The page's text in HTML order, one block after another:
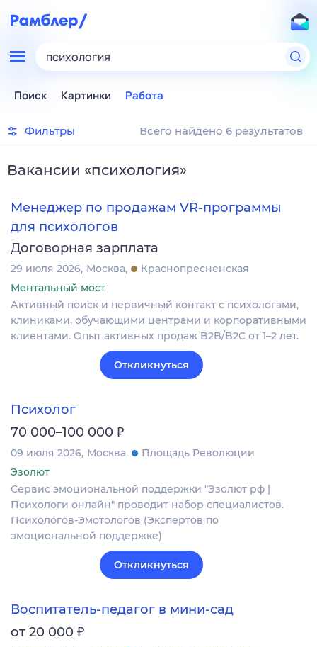
психология
Поиск Картинки Работа
Фильтры Всего найдено 6 результатов
Вакансии «психология»
Менеджер по продажам VR-программы
для психологов
Договорная зарплата
29 июля 2026 Москва
Краснопресненская
Ментальный мост
Активный поиск и первичный контакт с психологами,
клиниками, обучающими центрами и корпоративными
клиентами. Опыт активных продаж B2B/B2C от 1–2 лет.
Откликнуться
Психолог
70 000–100 000 ₽
09 июля 2026 Москва
Площадь Революции
Эзолют
Сервис эмоциональной поддержки "Эзолют рф |
Психологи онлайн" проводит набор специалистов.
Психологов-Эмотологов (Экспертов по
эмоциональной поддержке)
Откликнуться
Воспитатель-педагог в мини-сад
от 20 000 ₽